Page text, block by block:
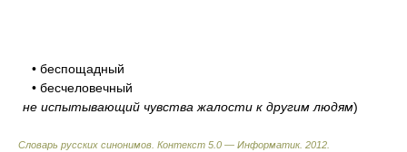
• беспощадный
• бесчеловечный
не испытывающий чувства жалости к другим людям)
Словарь русских синонимов. Контекст 5.0 — Информатик. 2012